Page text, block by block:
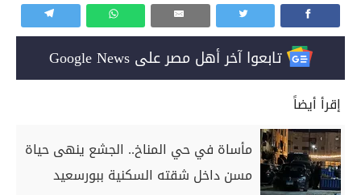
تابعوا آخر أهل مصر على Google News
إقرأ أيضاً
مأساة في حي المناخ.. الجشع ينهى حياة
مسن داخل شقته السكنية ببورسعيد